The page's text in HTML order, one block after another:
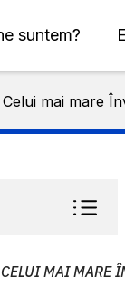
suntem?
mai mare
MAI MARE